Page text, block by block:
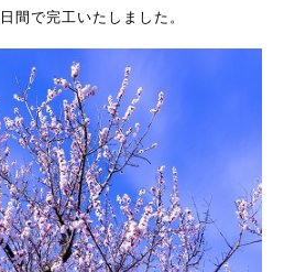
間で完工いたしました。